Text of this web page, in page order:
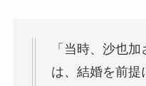
「当時、沙也
は、結婚を前提